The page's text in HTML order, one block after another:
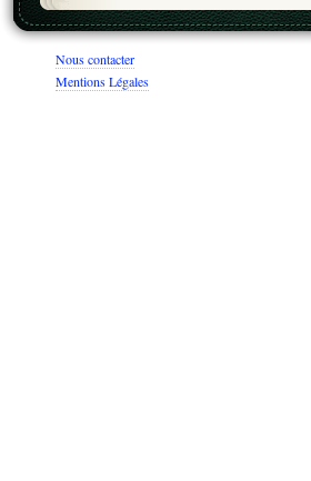
Nous contacter
Mentions Légales